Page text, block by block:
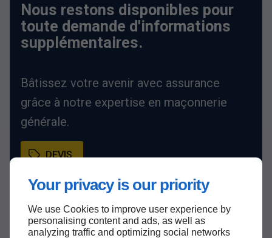
Your privacy is our priority
We use Cookies to improve user experience by
personalising content and ads, as well as
analyzing traffic and optimizing social networks
Nous restons disponibles pour
toute demande d'informations
supplémentaires.
Bâtissez votre avenir avec assurance
grâce à notre expertise en maçonnerie
générale.
DEVIS